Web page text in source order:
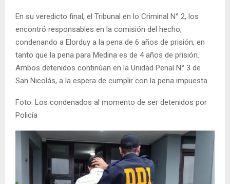
En su veredicto final, el Tribunal en lo Criminal N° 2, los
encontró responsables en la comisión del hecho,
condenando a Elorduy a la pena de 6 años de prisión, en
tanto que la pena para Medina es de 4 años de prisión.
Ambos detenidos continúan en la Unidad Penal N° 3 de
San Nicolás, a la espera de cumplir con la pena impuesta.
Foto: Los condenados al momento de ser detenidos por
Policía